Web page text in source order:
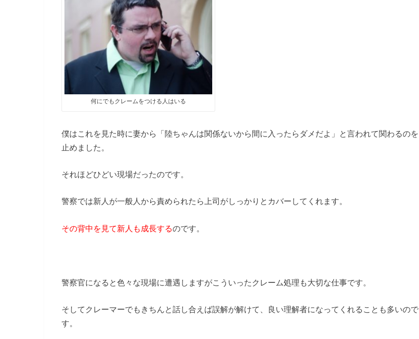
何にでもクレームをつける人はいる
僕はこれを見た時に妻から「陸ちゃんは関係ないから間に入ったらダメだよ」と言われて関わるのを
止めました。
それほどひどい現場だったのです。
警察では新人が一般人から責められたら上司がしっかりとカバーしてくれます。
その背中を見て新人も成長するのです。
警察官になると色々な現場に遭遇しますがこういったクレーム処理も大切な仕事です。
そしてクレーマーでもきちんと話し合えば誤解が解けて、良い理解者になってくれることも多いので
す。